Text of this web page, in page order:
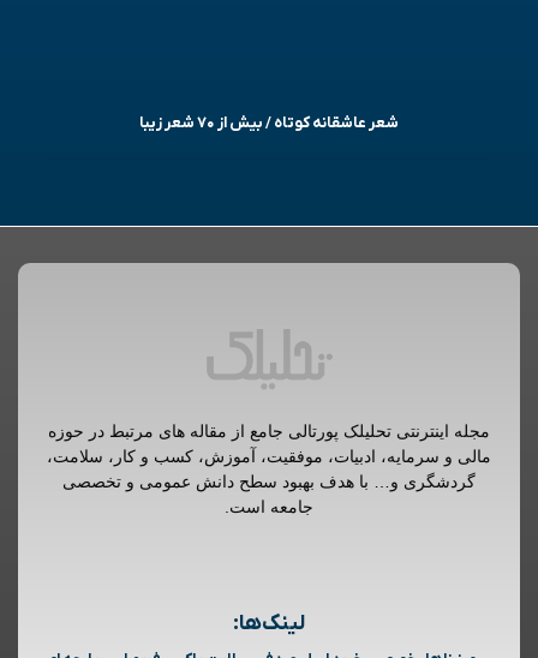
شعر عاشقانه کوتاه / بیش از ۷۰ شعر زیبا
مجله اینترنتی تحلیلک پورتالی جامع از مقاله های مرتبط در حوزه
مالی و سرمایه، ادبیات، موفقیت، آموزش، کسب و کار، سلامت،
گردشگری و… با هدف بهبود سطح دانش عمومی و تخصصی
جامعه است.
لینک‌ها: